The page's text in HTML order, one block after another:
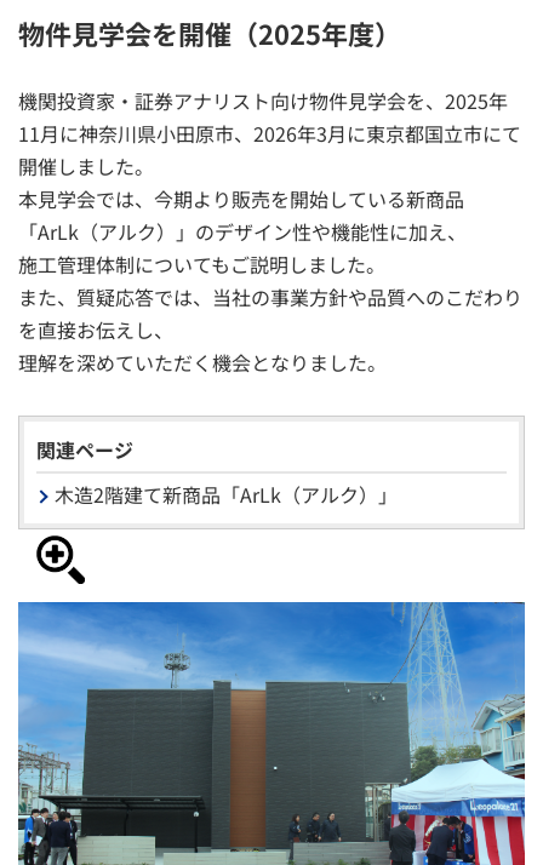
物件見学会を開催（2025年度）
機関投資家・証券アナリスト向け物件見学会を、2025年
11月に神奈川県小田原市、2026年3月に東京都国立市にて
開催しました。
本見学会では、今期より販売を開始している新商品
「ArLk（アルク）」のデザイン性や機能性に加え、
施工管理体制についてもご説明しました。
また、質疑応答では、当社の事業方針や品質へのこだわり
を直接お伝えし、
理解を深めていただく機会となりました。
関連ページ
木造2階建て新商品「ArLk（アルク）」